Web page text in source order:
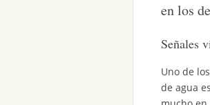
en los
Señales
Uno de
de agua